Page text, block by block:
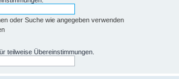
oder Suche wie angegeben verwenden
teilweise Übereinstimmungen.